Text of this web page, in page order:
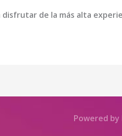
de la más alta
Powered by